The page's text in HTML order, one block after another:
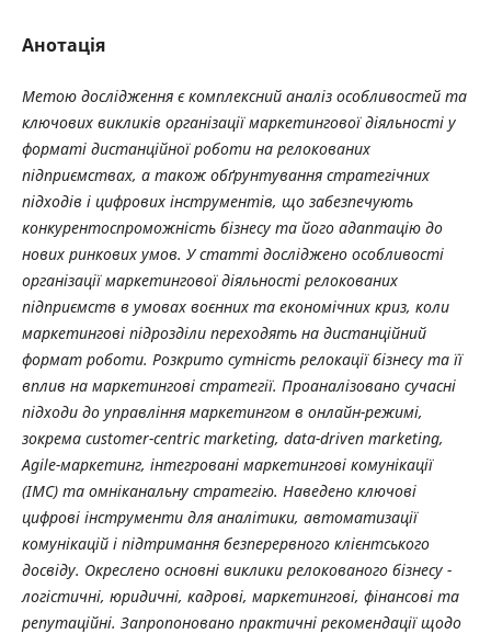
Анотація
Метою дослідження є комплексний аналіз особливостей та
ключових викликів організації маркетингової діяльності у
форматі дистанційної роботи на релокованих
підприємствах, а також обґрунтування стратегічних
підходів і цифрових інструментів, що забезпечують
конкурентоспроможність бізнесу та його адаптацію до
нових ринкових умов. У статті досліджено особливості
організації маркетингової діяльності релокованих
підприємств в умовах воєнних та економічних криз, коли
маркетингові підрозділи переходять на дистанційний
формат роботи. Розкрито сутність релокації бізнесу та її
вплив на маркетингові стратегії. Проаналізовано сучасні
підходи до управління маркетингом в онлайн-режимі,
зокрема customer-centric marketing, data-driven marketing,
Agile-маркетинг, інтегровані маркетингові комунікації
(IMC) та омніканальну стратегію. Наведено ключові
цифрові інструменти для аналітики, автоматизації
комунікацій і підтримання безперервного клієнтського
досвіду. Окреслено основні виклики релокованого бізнесу -
логістичні, юридичні, кадрові, маркетингові, фінансові та
репутаційні. Запропоновано практичні рекомендації щодо